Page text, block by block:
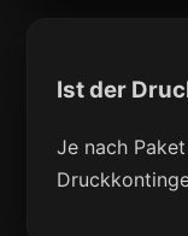
Ist der
Je nach